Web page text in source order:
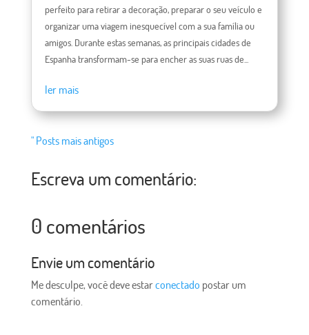
perfeito para retirar a decoração, preparar o seu veículo e
organizar uma viagem inesquecível com a sua família ou
amigos. Durante estas semanas, as principais cidades de
Espanha transformam-se para encher as suas ruas de...
ler mais
" Posts mais antigos
Escreva um comentário:
0 comentários
Envie um comentário
Me desculpe, você deve estarconectado postar um
comentário.